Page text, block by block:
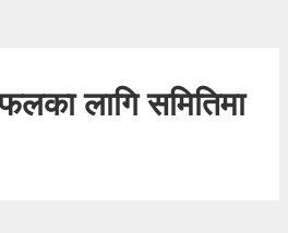
लागि समितिमा